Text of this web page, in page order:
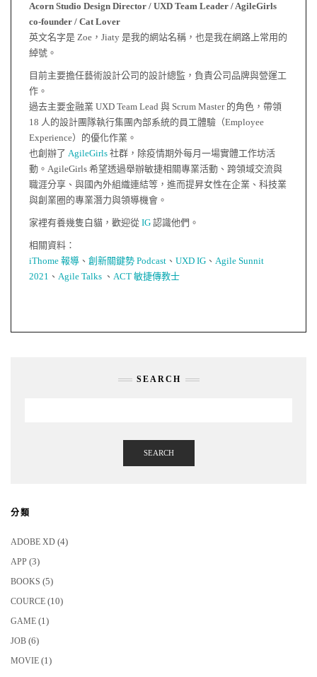
Acorn Studio Design Director / UXD Team Leader / AgileGirls
co-founder / Cat Lover
英文名字是 Zoe，Jiaty 是我的網站名稱，也是我在網路上常用的
綽號。
目前主要擔任藝術設計公司的設計總監，負責公司品牌與營運工
作。
過去主要金融業 UXD Team Lead 與 Scrum Master 的角色，帶領
18 人的設計團隊執行集團內部系統的員工體驗（Employee
Experience）的優化作業。
也創辦了 AgileGirls 社群，除疫情期外每月一場實體工作坊活
動。AgileGirls 希望透過舉辦敏捷相關專業活動、跨領域交流與
職涯分享、與國內外組織連結等，進而提昇女性在企業、科技業
與創業圈的專業潛力與領導機會。
家裡有養幾隻白貓，歡迎從 IG 認識他們。
相關資料：
iThome 報導 、 創新關鍵勢 Podcast 、 UXD IG 、 Agile Sunnit
2021 、 Agile Talks 、 ACT 敏捷傳教士
SEARCH
SEARCH
分類
ADOBE XD (4)
APP (3)
BOOKS (5)
COURCE (10)
GAME (1)
JOB (6)
MOVIE (1)